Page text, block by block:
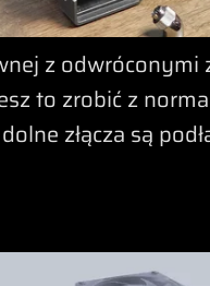
z odwróconymi
to zrobić z
złącza są